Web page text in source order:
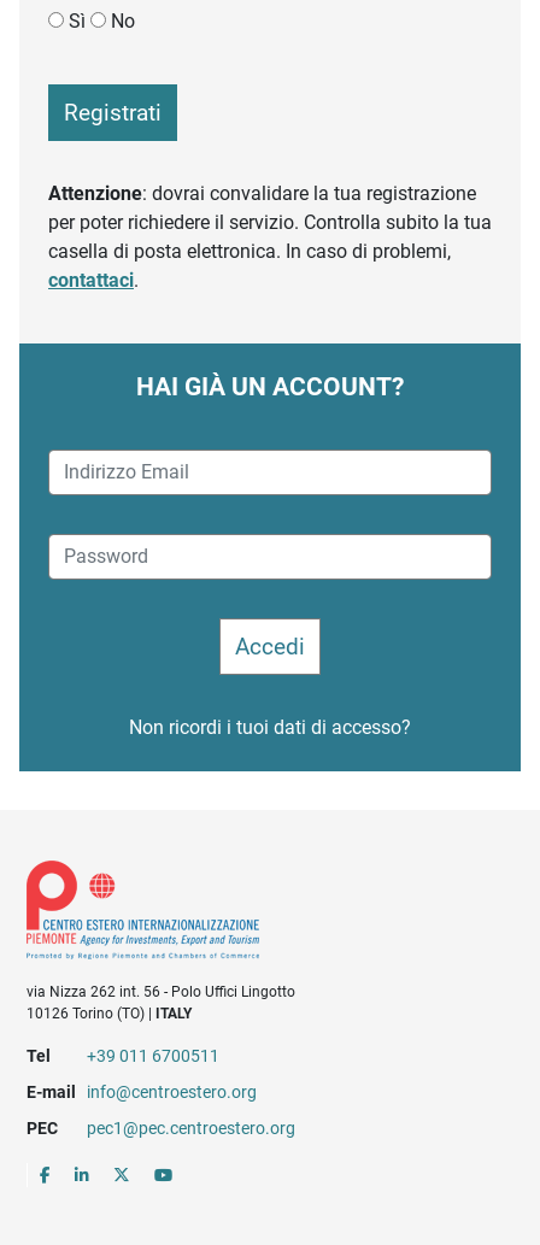
Sì
No
Registrati
Attenzione: dovrai convalidare la tua registrazione
per poter richiedere il servizio. Controlla subito la tua
casella di posta elettronica. In caso di problemi,
contattaci.
HAI GIÀ UN ACCOUNT?
Non ricordi i tuoi dati di accesso?
via Nizza 262 int. 56 - Polo Uffici Lingotto
10126 Torino (TO) |
ITALY
Tel
+39 011 6700511
E-mail
info@centroestero.org
PEC
pec1@pec.centroestero.org